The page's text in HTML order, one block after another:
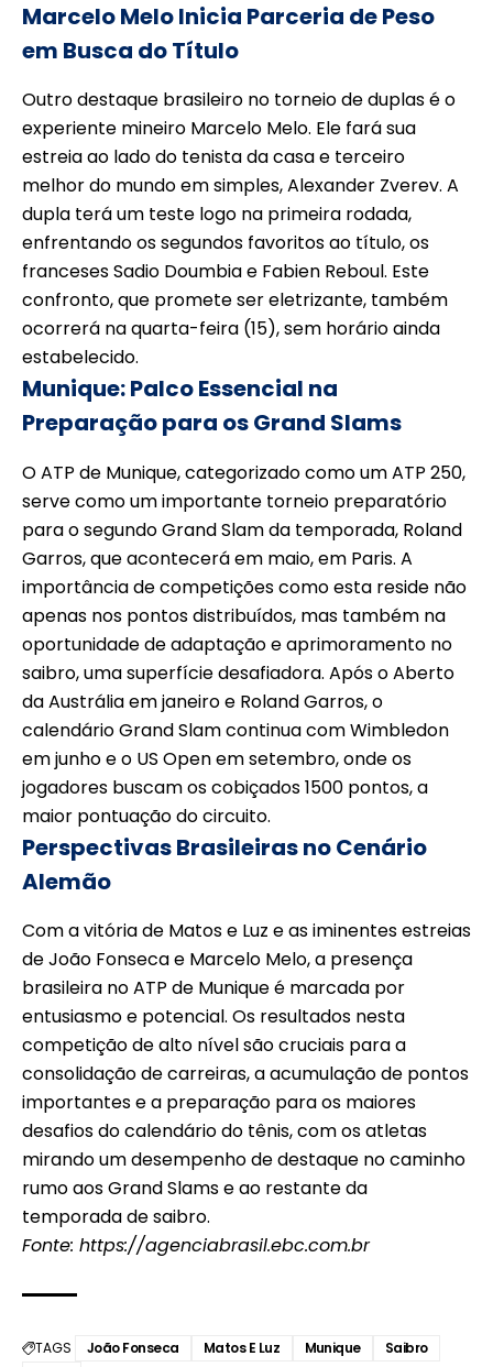
Marcelo Melo Inicia Parceria de Peso
em Busca do Título
Outro destaque brasileiro no torneio de duplas é o
experiente mineiro Marcelo Melo. Ele fará sua
estreia ao lado do tenista da casa e terceiro
melhor do mundo em simples, Alexander Zverev. A
dupla terá um teste logo na primeira rodada,
enfrentando os segundos favoritos ao título, os
franceses Sadio Doumbia e Fabien Reboul. Este
confronto, que promete ser eletrizante, também
ocorrerá na quarta-feira (15), sem horário ainda
estabelecido.
Munique: Palco Essencial na
Preparação para os Grand Slams
O ATP de Munique, categorizado como um ATP 250,
serve como um importante torneio preparatório
para o segundo Grand Slam da temporada, Roland
Garros, que acontecerá em maio, em Paris. A
importância de competições como esta reside não
apenas nos pontos distribuídos, mas também na
oportunidade de adaptação e aprimoramento no
saibro, uma superfície desafiadora. Após o Aberto
da Austrália em janeiro e Roland Garros, o
calendário Grand Slam continua com Wimbledon
em junho e o US Open em setembro, onde os
jogadores buscam os cobiçados 1500 pontos, a
maior pontuação do circuito.
Perspectivas Brasileiras no Cenário
Alemão
Com a vitória de Matos e Luz e as iminentes estreias
de João Fonseca e Marcelo Melo, a presença
brasileira no ATP de Munique é marcada por
entusiasmo e potencial. Os resultados nesta
competição de alto nível são cruciais para a
consolidação de carreiras, a acumulação de pontos
importantes e a preparação para os maiores
desafios do calendário do tênis, com os atletas
mirando um desempenho de destaque no caminho
rumo aos Grand Slams e ao restante da
temporada de saibro.
Fonte: https://agenciabrasil.ebc.com.br
TAGS João Fonseca Matos E Luz Munique
Saibro